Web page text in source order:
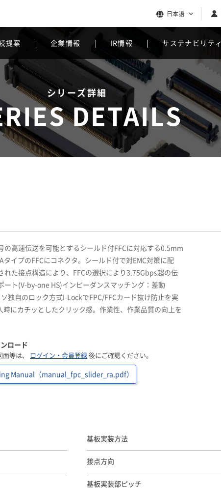
日本語
提案 企業情報 IR情報 サステナビリティ
シリーズ詳細
DETAILS
の高速伝送を可能とするシールド付FFCに対応する0.5mm
タイプのFFCにコネクタ。シールド付で対EMC対策に配
れた接点構造により、FFCの選択により3.75Gbps超の伝
ート(V-by-one HS)インピーダンスマッチング：差動
独自のロック方式I-LockでFPC/FFCカード抜け防止を実
時にカチッとしたクリック感。作業性、作業品質の向上を
ロード
等は、 ログイン・会員登録後にご確認ください。
Manual（manual_fpc_slider_ra.pdf）
基板実装方法
接点方向
基板実装部ピッチ